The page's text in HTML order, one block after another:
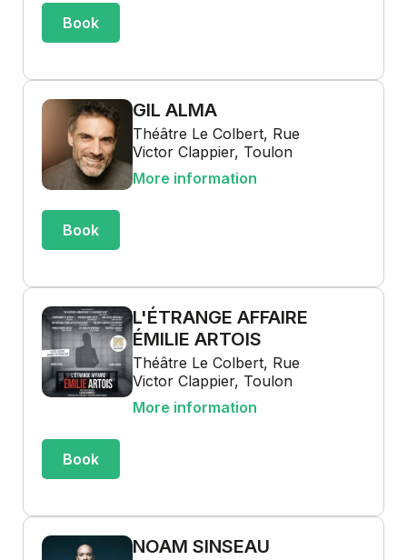
Book
GIL ALMA
Théâtre Le Colbert, Rue
Victor Clappier, Toulon
More information
Book
L'ÉTRANGE AFFAIRE
ÉMILIE ARTOIS
Théâtre Le Colbert, Rue
Victor Clappier, Toulon
More information
Book
NOAM SINSEAU